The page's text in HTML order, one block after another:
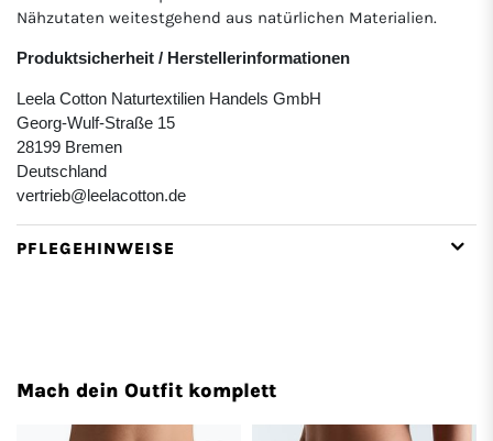
Nähzutaten weitestgehend aus natürlichen Materialien.
Produktsicherheit / Herstellerinformationen
Leela Cotton Naturtextilien Handels GmbH
Georg-Wulf-Straße 15
28199 Bremen
Deutschland
vertrieb@leelacotton.de
PFLEGEHINWEISE
Mach dein Outfit komplett